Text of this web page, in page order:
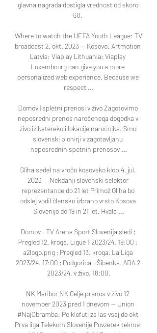
glavna nagrada dostigla vrednost od skoro
60.
Where to watch the UEFA Youth League: TV
broadcast 2. okt. 2023 — Kosovo: Artmotion
Latvia: Viaplay Lithuania: Viaplay
Luxembourg can give you a more
personalized web experience. Because we
respect ...
Domov | spletni prenosi v živo Zagotovimo
neposredni prenos naročenega dogodka v
živo iz katerekoli lokacije naročnika. Smo
slovenski pionirji v zagotavljanu
neposrednih spetnih prenosov ...
Gliha sedel na vročo kosovsko klop 4. jul.
2023 — Nekdanji slovenski selektor
reprezentance do 21 let Primož Gliha bo
odslej vodil člansko izbrano vrsto Kosova
Slovenijo do 19 in 21 let. Hvala ...
Domov - TV Arena Sport Slovenija sledi ;
Pregled 12. kroga. Ligue 1 2023/24. 19:00 ;
a2logo.png ; Pregled 13. kroga. La Liga
2023/24. 17:00 ; Podgorica - Šibenka. ABA 2
2023/24. v živo. 18:00.
NK Maribor NK Celje prenos v živo 12
november 2023 pred 1 dnevom — Union
#NajObramba: Po klofuti za las vsaj do okt
Prva liga Telekom Slovenije Povzetek tekme: